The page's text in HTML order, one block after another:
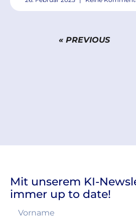
« PREVIOUS
Mit unserem KI-
immer up to date!